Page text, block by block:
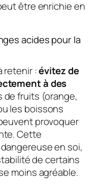
être enrichie en
acides pour la
retenir :évitez de
à des
de fruits (orange,
les boissons
provoquer
Cette
en soi,
de certains
moins agréable.